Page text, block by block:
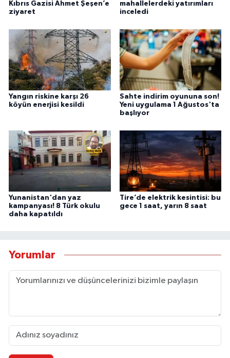
Kıbrıs Gazisi Ahmet Şeşen’e
ziyaret
mahallelerdeki yatırımları
inceledi
Yangın riskine karşı 26
köyün enerjisi kesildi
Sahte indirim oyununa son!
Yeni uygulama 1 Ağustos'ta
başlıyor
Yunanistan'dan yaz
kampanyası! 8 Türk okulu
daha kapatıldı
Tire’de elektrik kesintisi: bu
gece 1 saat, yarın 8 saat
Yorumlar